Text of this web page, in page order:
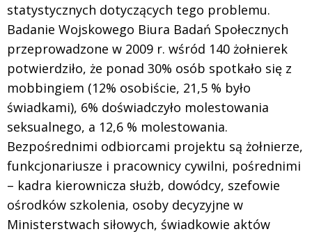
statystycznych dotyczących tego problemu.
Badanie Wojskowego Biura Badań Społecznych
przeprowadzone w 2009 r. wśród 140 żołnierek
potwierdziło, że ponad 30% osób spotkało się z
mobbingiem (12% osobiście, 21,5 % było
świadkami), 6% doświadczyło molestowania
seksualnego, a 12,6 % molestowania.
Bezpośrednimi odbiorcami projektu są żołnierze,
funkcjonariusze i pracownicy cywilni, pośrednimi
– kadra kierownicza służb, dowódcy, szefowie
ośrodków szkolenia, osoby decyzyjne w
Ministerstwach siłowych, świadkowie aktów